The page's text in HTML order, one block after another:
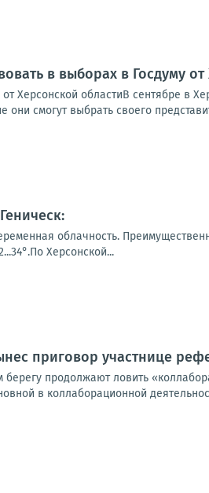
в выборах в Госдуму
Херсонской областиВ сентябре в
смогут выбрать своего
облачность.
Херсонской...
приговор участнице
продолжают ловить
в коллаборационной